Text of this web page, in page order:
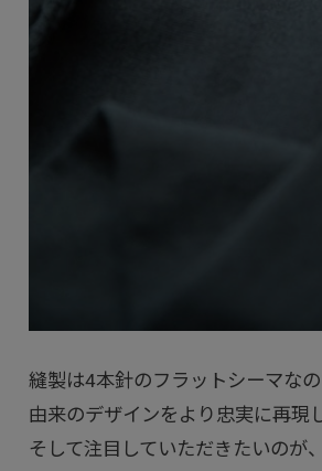
縫製は4本針のフラットシーマな
由来のデザインをより忠実に再現
そして注目していただきたいのが